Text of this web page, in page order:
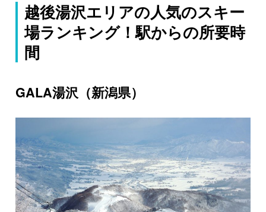
越後湯沢エリアの人気のスキー
場ランキング！駅からの所要時
間
GALA湯沢（新潟県）